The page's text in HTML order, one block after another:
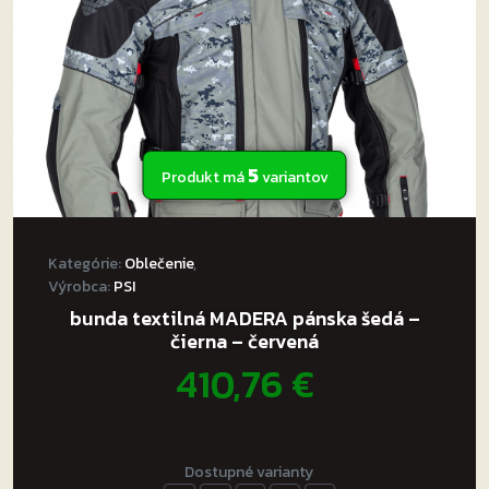
na
stránke
produktu.
Produkt má5variantov
Kategórie:Oblečenie,
Výrobca:PSI
bunda textilná MADERA pánska šedá –
čierna – červená
410,76€
Dostupné varianty